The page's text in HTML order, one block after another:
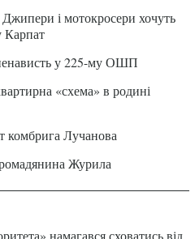
і мотокросери хочуть
Карпат
у 225-му ОШП
«схема» в родині
комбрига Лучанова
Журила
намагався сховатись від